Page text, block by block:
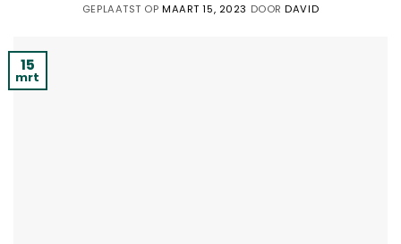
GEPLAATST OPMAART 15, 2023 DOORDAVID
15
mrt